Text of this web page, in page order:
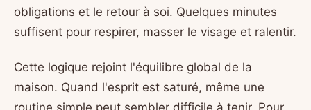
obligations et le retour à soi. Quelques minutes
suffisent pour respirer, masser le visage et ralentir.
Cette logique rejoint l'équilibre global de la
maison. Quand l'esprit est saturé, même une
routine simple peut sembler difficile à tenir. Pour